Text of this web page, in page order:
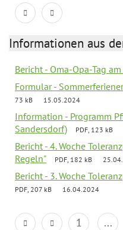
Informationen aus
Bericht - Oma-Opa-Tag
Formular -
73 kB
15.05.2024
Information - Programm
Sandersdorf)
PDF, 123 kB
Bericht - 4. Woche
Regeln"
PDF, 182 kB
Bericht - 3. Woche
PDF, 207 kB 16.04.2024
1 ...